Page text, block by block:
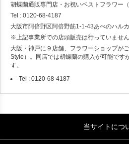
胡蝶蘭通販専門店・お祝いベストフラワー
Tel : 0120-68-4187
大阪市阿倍野区阿倍野筋1-1-43あべのハル
※上記事業所での店頭販売は行っていません
大阪・神戸に９店舗、フラワーショップが
Style）。同店では胡蝶蘭の購入が可能です
す。
Tel : 0120-68-4187
当サイトにつ